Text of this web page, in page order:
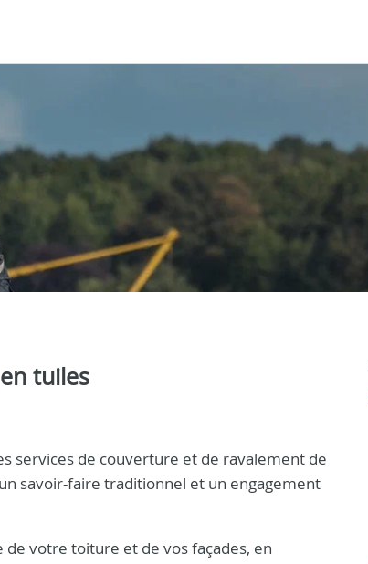
tuiles
services de couverture et de ravalement de
savoir-faire traditionnel et un engagement
de votre toiture et de vos façades, en